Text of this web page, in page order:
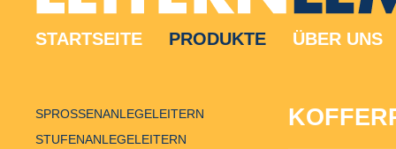
STARTSEITE PRODUKTE ÜBER UNS
SPROSSENANLEGELEITERN
STUFENANLEGELEITERN